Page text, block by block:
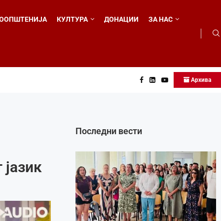
КУЛТУРА ДОНАЦИИ ЗА НАС
Архива
Последни вести